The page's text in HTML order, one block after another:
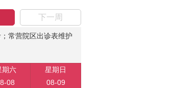
下一周
常营院区出诊表维护
期六
08
星期日
08-09